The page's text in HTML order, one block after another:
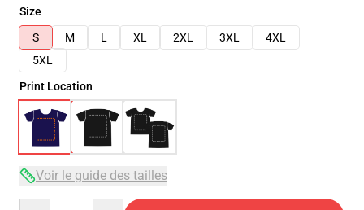
Size
S
M L XL 2XL 3XL
4XL
5XL
Print Location
Voir le guide des tailles